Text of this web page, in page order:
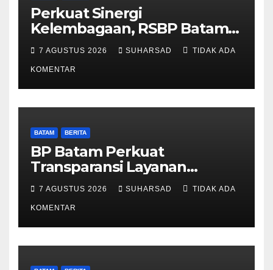
Perkuat Sinergi
Kelembagaan, RSBP Batam
dan BPOM Pastikan
Pelayanan dan Ketersediaan
Obat Aman
7 AGUSTUS 2026 SUHARSAD TIDAK ADA
KOMENTAR
BATAM BERITA
BP Batam Perkuat
Transparansi Layanan
Pertanahan, Alokasi Tanah
Reguler Segera Hadir Melalui
LMS
7 AGUSTUS 2026 SUHARSAD TIDAK ADA
KOMENTAR